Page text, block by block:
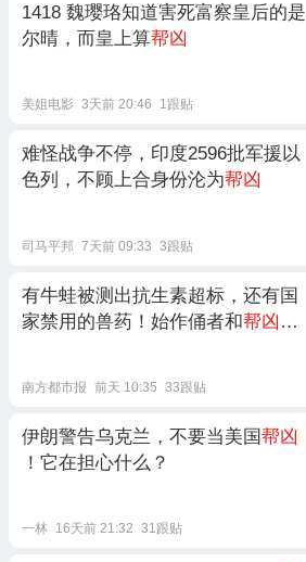
1418 魏璎珞知道害死富察皇后的是
尔晴，而皇上算帮凶
美姐电影 3天前 20:46 1跟贴
难怪战争不停，印度2596批军援以
色列，不顾上合身份沦为帮凶
司马平邦 7天前 09:33 3跟贴
有牛蛙被测出抗生素超标，还有国
家禁用的兽药！始作俑者和帮凶 是
南方都市报 前天 10:35 33跟贴
伊朗警告乌克兰，不要当美国帮凶
！它在担心什么？
一林 16天前 21:32 31跟贴